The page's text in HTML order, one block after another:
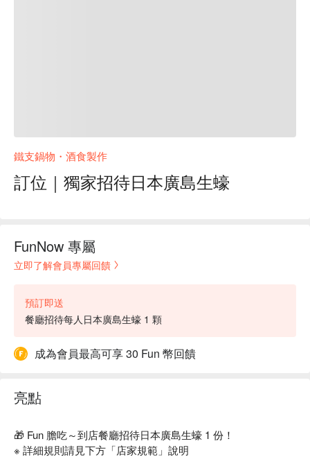
鐵支鍋物・酒食製作
訂位｜獨家招待日本廣島生蠔
FunNow 專屬
立即了解會員專屬回饋
預訂即送
餐廳招待每人日本廣島生蠔 1 顆
成為會員最高可享 30 Fun 幣回饋
亮點
🎁 Fun 膽吃～到店餐廳招待日本廣島生蠔 1 份！
※ 詳細規則請見下方「店家規範」說明